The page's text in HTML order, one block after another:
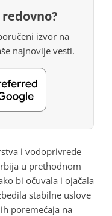
izvor na
najnovije vesti.
i vodoprivrede
u prethodnom
bi očuvala i ojačala
stabilne uslove
poremećaja na